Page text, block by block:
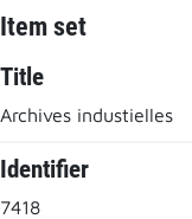
Item set
Title
Archives industielles
Identifier
7418